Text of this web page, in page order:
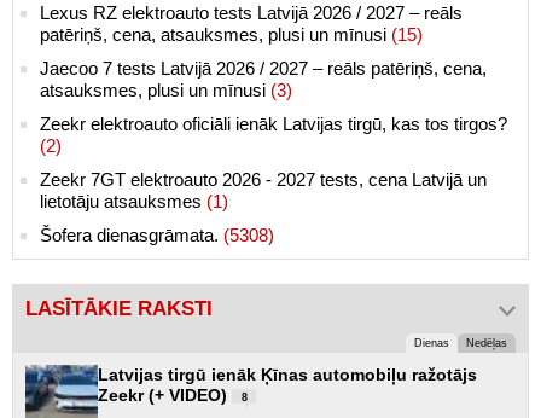
Lexus RZ elektroauto tests Latvijā 2026 / 2027 – reāls
patēriņš, cena, atsauksmes, plusi un mīnusi (15)
Jaecoo 7 tests Latvijā 2026 / 2027 – reāls patēriņš, cena,
atsauksmes, plusi un mīnusi (3)
Zeekr elektroauto oficiāli ienāk Latvijas tirgū, kas tos tirgos?
(2)
Zeekr 7GT elektroauto 2026 - 2027 tests, cena Latvijā un
lietotāju atsauksmes (1)
Šofera dienasgrāmata. (5308)
LASĪTĀKIE RAKSTI
Dienas Nedēļas
Latvijas tirgū ienāk Ķīnas automobiļu ražotājs
Zeekr (+ VIDEO)
8